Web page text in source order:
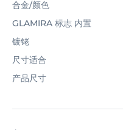
合金/颜色
GLAMIRA 标志 内置
镀铑
尺寸适合
产品尺寸